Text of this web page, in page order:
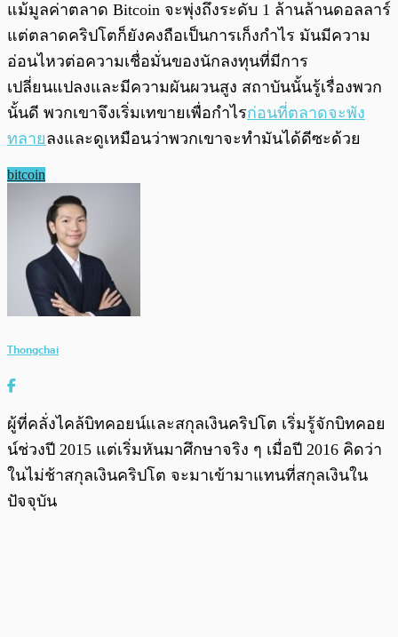
แม้มูลค่าตลาด Bitcoin จะพุ่งถึงระดับ 1 ล้านล้านดอลลาร์
แต่ตลาดคริปโตก็ยังคงถือเป็นการเก็งกำไร มันมีความ
อ่อนไหวต่อความเชื่อมั่นของนักลงทุนที่มีการ
เปลี่ยนแปลงและมีความผันผวนสูง สถาบันนั้นรู้เรื่องพวก
นั้นดี พวกเขาจึงเริ่มเทขายเพื่อกำไรก่อนที่ตลาดจะพัง
ทลายลงและดูเหมือนว่าพวกเขาจะทำมันได้ดีซะด้วย
bitcoin
Thongchai
ผู้ที่คลั่งไคล้บิทคอยน์และสกุลเงินคริปโต เริ่มรู้จักบิทคอย
น์ช่วงปี 2015 แต่เริ่มหันมาศึกษาจริง ๆ เมื่อปี 2016 คิดว่า
ในไม่ช้าสกุลเงินคริปโต จะมาเข้ามาแทนที่สกุลเงินใน
ปัจจุบัน